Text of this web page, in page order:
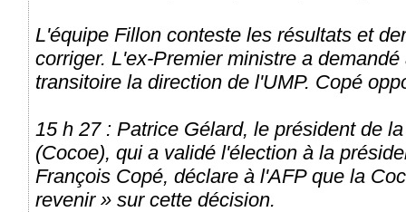
L'équipe Fillon conteste les résultats et
corriger. L'ex-Premier ministre a
transitoire la direction de l'UMP. Copé
15 h 27 : Patrice Gélard, le président de
(Cocoe), qui a validé l'élection à la
François Copé, déclare à l'AFP que la
revenir » sur cette décision.